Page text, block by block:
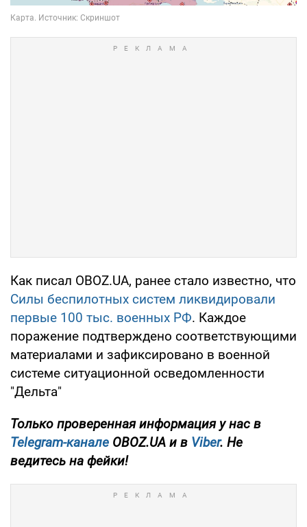
Как писал OBOZ.UA, ранее стало известно, что
Силы беспилотных систем ликвидировали
первые 100 тыс. военных РФ. Каждое
поражение подтверждено соответствующими
материалами и зафиксировано в военной
системе ситуационной осведомленности
"Дельта"
Только проверенная информация у нас в
Telegram-канале OBOZ.UA и в Viber. Не
ведитесь на фейки!